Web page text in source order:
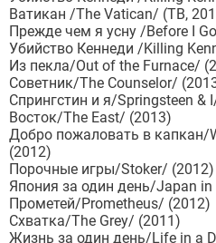
Ватикан /The Vatican/ (ТВ,
Прежде чем я усну /Before I
Убийство Кеннеди /Killing
Из пекла/Out of the Furnace/
Советник/The Counselor/
Спрингстин и я/Springsteen &
Восток/The East/ (2013)
Добро пожаловать в капкан/
(2012)
Порочные игры/Stoker/ (2012)
Япония за один день/Japan
Прометей/Prometheus/ (2012)
Схватка/The Grey/ (2011)
Жизнь за один день/Life in a